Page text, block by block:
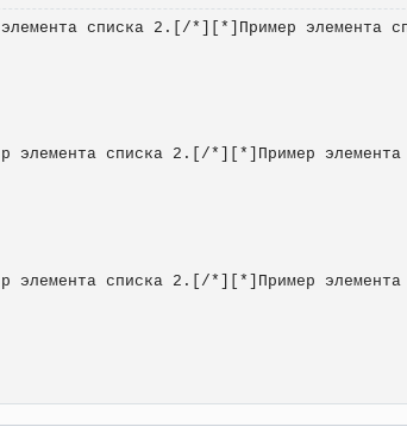
списка 2.[/*][*]Пример
элемента списка 2.[/*][*]Пример
элемента списка 2.[/*][*]Пример